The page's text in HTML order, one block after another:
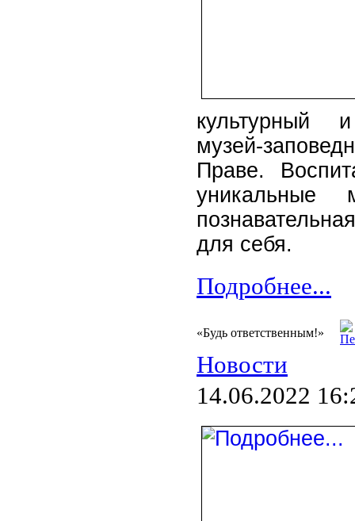
культурный
музей-
Праве.
уникальные
для себя.
Подробнее...
«Будь ответственным!»
Новости
14.06.2022